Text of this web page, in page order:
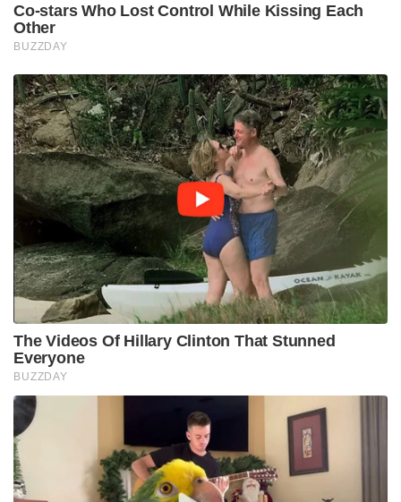
Co-stars Who Lost Control While Kissing Each
Other
BUZZDAY
The Videos Of Hillary Clinton That Stunned
Everyone
BUZZDAY